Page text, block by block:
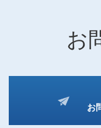
お
お